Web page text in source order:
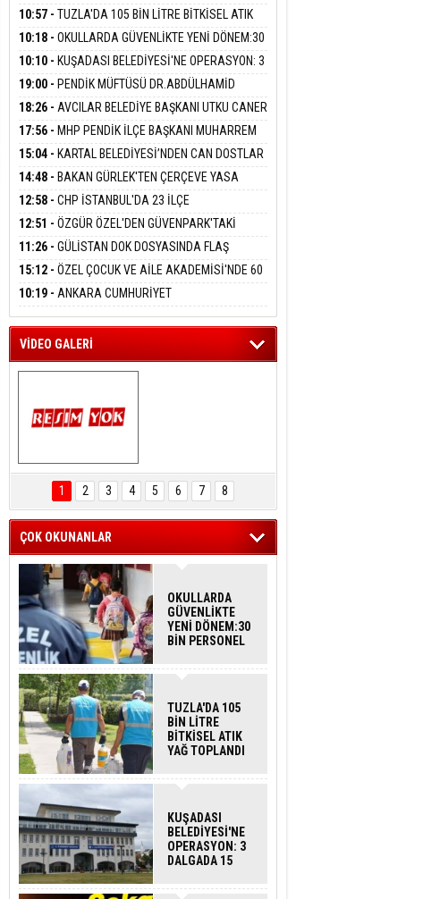
Hasan Ali Çölük
Bir Satırın İçindeki İnsan
Ezgi Kılıç
SİVAS: ATEŞE ATILAN VİCDAN
BARIŞ BAŞARSLAN
ADANMAK
Meltem Kaynas
AFFETMEYECEĞİM!
ADLİYEYE SEVK EDİLDİ
ÜMRANİYE’DE ATACAK
10:57 - TUZLA'DA 105 BİN LİTRE BİTKİSEL ATIK
YAĞ TOPLANDI
10:18 - OKULLARDA GÜVENLİKTE YENİ DÖNEM:30
BİN PERSONEL ALINACAK DEDEKTÖRLÜ ARAMA
GELİYOR
10:10 - KUŞADASI BELEDİYESİ'NE OPERASYON: 3
DALGADA 15 GÖZALTI
19:00 - PENDİK MÜFTÜSÜ DR.ABDÜLHAMİD
PEHLİVAN BASIN MENSUPLARINI AĞIRLADI
18:26 - AVCILAR BELEDİYE BAŞKANI UTKU CANER
ÇANKAYA HAKKINDA TAHLİYE KARARI
17:56 - MHP PENDİK İLÇE BAŞKANI MUHARREM
KIR KARTAL ORDULULAR DERNEĞİ HEYETİNİ
AĞIRLADI
15:04 - KARTAL BELEDİYESİ’NDEN CAN DOSTLAR
İÇİN DEV YATIRIM!
14:48 - BAKAN GÜRLEK'TEN ÇERÇEVE YASA
AÇIKLAMASI:''KIRMIZI ÇİZGİMİZ ŞEHİT AİLELERİ
VE GAZİLERİMİZİN HASSASİYETİDİR''
12:58 - CHP İSTANBUL'DA 23 İLÇE
BAŞKANLIĞI'NDA ATAMALAR GERÇEKLEŞTİ
12:51 - ÖZGÜR ÖZEL'DEN GÜVENPARK'TAKİ
GAZİLERE DESTEK:''SONUÇ ALANA KADAR
ARKANIZDAYIZ''
11:26 - GÜLİSTAN DOK DOSYASINDA FLAŞ
GELİŞME: 2 DALGIÇ DELİL KARARTMA
SUÇLAMASIYLA TUTUTKLANDI
15:12 - ÖZEL ÇOCUK VE AİLE AKADEMİSİ'NDE 60
ÇOCUĞA HİZMET VERİLDİ
10:19 - ANKARA CUMHURİYET
BAŞSAVCILIĞINDAN ÖZGÜR ÖZEL VE VELİ
AĞBABA HAKKINDA FEZLEKE
VİDEO GALERİ
KARTAL ENGELSİZ
YAŞAM FESTİVALİ
KONSERİ
İZLEYİCİLERİ MEST
1 2 3 4 5 6 7 8
ÇOK OKUNANLAR
OKULLARDA
GÜVENLİKTE
YENİ DÖNEM:30
BİN PERSONEL
DEDEKTÖRLÜ
TUZLA'DA 105
BİN LİTRE
BİTKİSEL ATIK
YAĞ TOPLANDI
KUŞADASI
BELEDİYESİ'NE
OPERASYON: 3
DALGADA 15